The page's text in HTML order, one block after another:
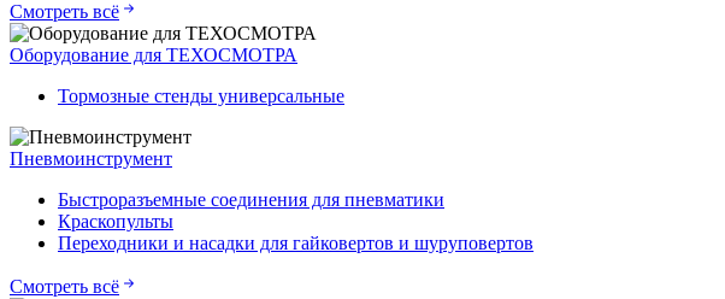
Смотреть всё
Оборудование для ТЕХОСМОТРА
Тормозные стенды универсальные
Пневмоинструмент
Быстроразъемные соединения для пневматики
Краскопульты
Переходники и насадки для гайковертов и шуруповертов
Смотреть всё